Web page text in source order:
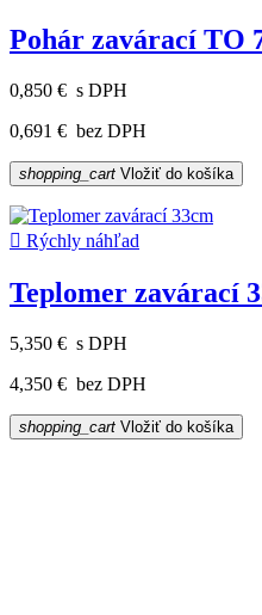
Pohár zavárací TO
0,850 € s DPH
0,691 € bez DPH
shopping_cart Vložiť do košíka
 Rýchly náhľad
Teplomer zavárací
5,350 € s DPH
4,350 € bez DPH
shopping_cart Vložiť do košíka